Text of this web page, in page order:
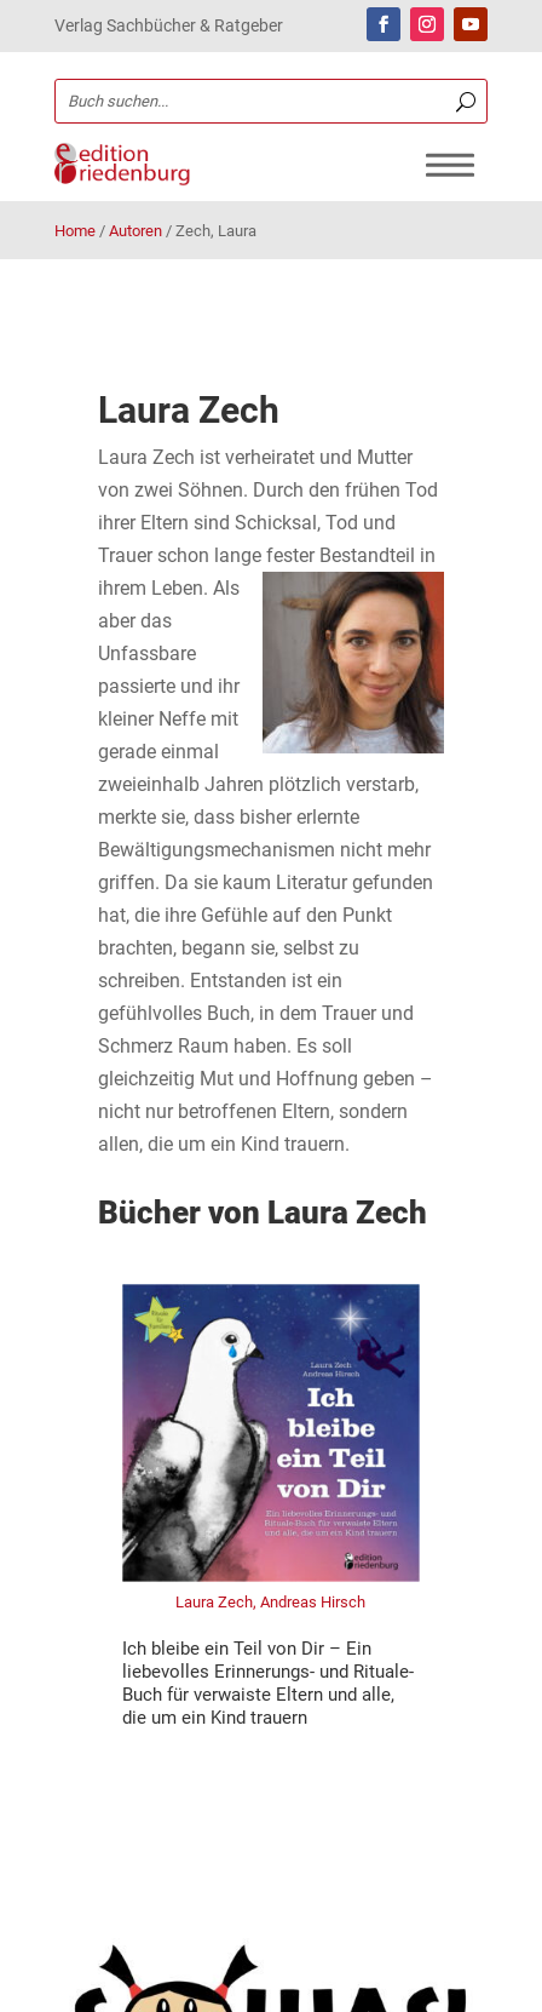
Verlag Sachbücher & Ratgeber
Home/ Autoren/ Zech, Laura
Laura Zech
Laura Zech ist verheiratet und Mutter
von zwei Söhnen. Durch den frühen Tod
ihrer Eltern sind Schicksal, Tod und
Trauer schon lange fester Bestandteil in
ihrem Leben. Als
aber das
Unfassbare
passierte und ihr
kleiner Neffe mit
gerade einmal
zweieinhalb Jahren plötzlich verstarb,
merkte sie, dass bisher erlernte
Bewältigungsmechanismen nicht mehr
griffen. Da sie kaum Literatur gefunden
hat, die ihre Gefühle auf den Punkt
brachten, begann sie, selbst zu
schreiben. Entstanden ist ein
gefühlvolles Buch, in dem Trauer und
Schmerz Raum haben. Es soll
gleichzeitig Mut und Hoffnung geben –
nicht nur betroffenen Eltern, sondern
allen, die um ein Kind trauern.
Bücher von Laura Zech
Laura Zech, Andreas Hirsch
Ich bleibe ein Teil von Dir – Ein
liebevolles Erinnerungs- und Rituale-
Buch für verwaiste Eltern und alle,
die um ein Kind trauern